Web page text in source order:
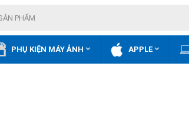
PHỤ KIỆN MÁY ẢNH  APPLE